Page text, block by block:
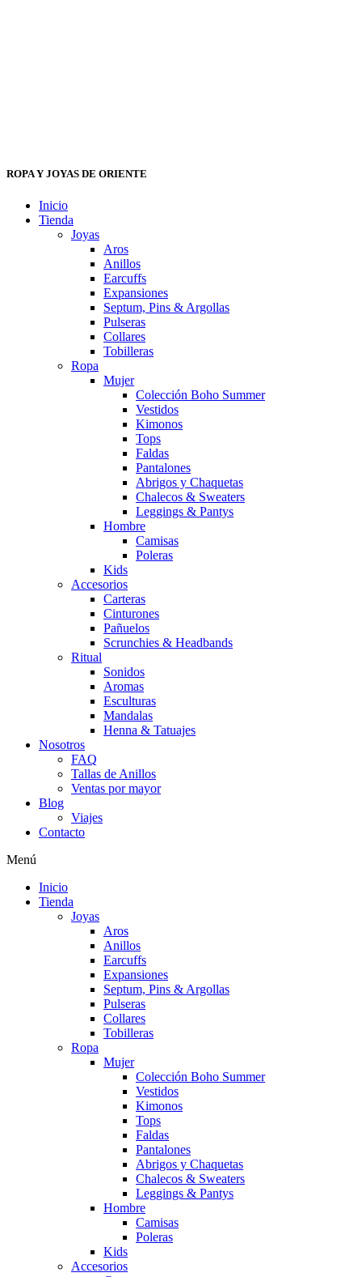
ROPA Y JOYAS DE ORIENTE
Inicio
Tienda
Joyas
Aros
Anillos
Earcuffs
Expansiones
Septum, Pins & Argollas
Pulseras
Collares
Tobilleras
Ropa
Mujer
Colección Boho Summer
Vestidos
Kimonos
Tops
Faldas
Pantalones
Abrigos y Chaquetas
Chalecos & Sweaters
Leggings & Pantys
Hombre
Camisas
Poleras
Kids
Accesorios
Carteras
Cinturones
Pañuelos
Scrunchies & Headbands
Ritual
Sonidos
Aromas
Esculturas
Mandalas
Henna & Tatuajes
Nosotros
FAQ
Tallas de Anillos
Ventas por mayor
Blog
Viajes
Contacto
Menú
Inicio
Tienda
Joyas
Aros
Anillos
Earcuffs
Expansiones
Septum, Pins & Argollas
Pulseras
Collares
Tobilleras
Ropa
Mujer
Colección Boho Summer
Vestidos
Kimonos
Tops
Faldas
Pantalones
Abrigos y Chaquetas
Chalecos & Sweaters
Leggings & Pantys
Hombre
Camisas
Poleras
Kids
Accesorios